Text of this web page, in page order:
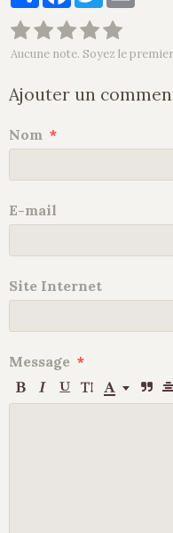
Aucune note. Soyez le
Ajouter un
Nom
E-mail
Site Internet
Message